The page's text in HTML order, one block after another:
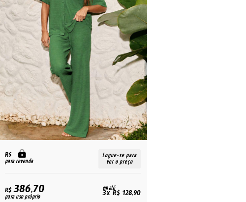
R$
para revenda
Logue-se para
ver o preço
R$386,70
para uso próprio
em até
3x R$ 128,90